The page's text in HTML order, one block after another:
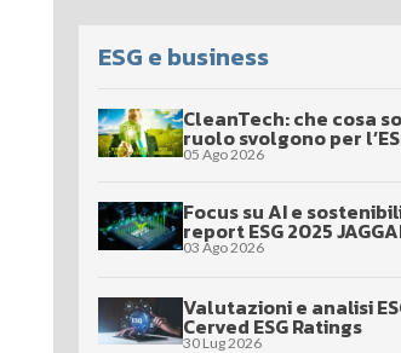
ESG e business
CleanTech: che cosa
ruolo svolgono per
05 Ago 2026
Focus su AI e
report ESG 2025
03 Ago 2026
Valutazioni e analisi
Cerved ESG Ratings
30 Lug 2026